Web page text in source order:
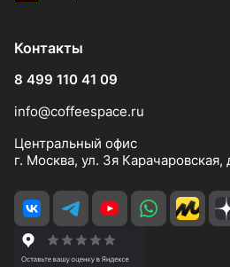
Контакты
8 499 110 41 09
info@coffeespace.ru
Центральный офис
г. Москва, ул. 3я Карачаровская,